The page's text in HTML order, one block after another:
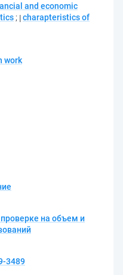
and economic
; charapteristics of
work
на объем и
3489